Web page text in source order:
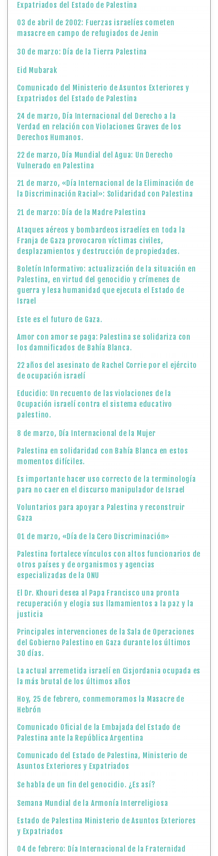
Expatriados del Estado de Palestina
03 de abril de 2002: Fuerzas israelíes cometen
masacre en campo de refugiados de Jenin
30 de marzo: Día de la Tierra Palestina
Eid Mubarak
Comunicado del Ministerio de Asuntos Exteriores y
Expatriados del Estado de Palestina
24 de marzo, Día Internacional del Derecho a la
Verdad en relación con Violaciones Graves de los
Derechos Humanos.
22 de marzo, Día Mundial del Agua: Un Derecho
Vulnerado en Palestina
21 de marzo, «Día Internacional de la Eliminación de
la Discriminación Racial»: Solidaridad con Palestina
21 de marzo: Día de la Madre Palestina
Ataques aéreos y bombardeos israelíes en toda la
Franja de Gaza provocaron víctimas civiles,
desplazamientos y destrucción de propiedades.
Boletín Informativo: actualización de la situación en
Palestina, en virtud del genocidio y crímenes de
guerra y lesa humanidad que ejecuta el Estado de
Israel
Este es el futuro de Gaza.
Amor con amor se paga: Palestina se solidariza con
los damnificados de Bahía Blanca.
22 años del asesinato de Rachel Corrie por el ejército
de ocupación israelí
Educidio: Un recuento de las violaciones de la
Ocupación israelí contra el sistema educativo
palestino.
8 de marzo, Día Internacional de la Mujer
Palestina en solidaridad con Bahía Blanca en estos
momentos difíciles.
Es importante hacer uso correcto de la terminología
para no caer en el discurso manipulador de Israel
Voluntarios para apoyar a Palestina y reconstruir
Gaza
01 de marzo, «Día de la Cero Discriminación»
Palestina fortalece vínculos con altos funcionarios de
otros países y de organismos y agencias
especializadas de la ONU
El Dr. Khouri desea al Papa Francisco una pronta
recuperación y elogia sus llamamientos a la paz y la
justicia
Principales intervenciones de la Sala de Operaciones
del Gobierno Palestino en Gaza durante los últimos
30 días.
La actual arremetida israelí en Cisjordania ocupada es
la más brutal de los últimos años
Hoy, 25 de febrero, conmemoramos la Masacre de
Hebrón
Comunicado Oficial de la Embajada del Estado de
Palestina ante la República Argentina
Comunicado del Estado de Palestina, Ministerio de
Asuntos Exteriores y Expatriados
Se habla de un fin del genocidio. ¿Es así?
Semana Mundial de la Armonía Interreligiosa
Estado de Palestina Ministerio de Asuntos Exteriores
y Expatriados
04 de febrero: Día Internacional de la Fraternidad